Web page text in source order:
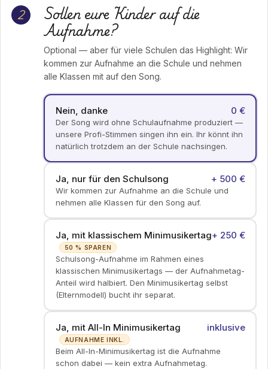
2 Sollen eure Kinder auf die
Aufnahme?
Optional — aber für viele Schulen das Highlight: Wir
kommen zur Aufnahme an die Schule und nehmen
alle Klassen mit auf den Song.
Nein, danke 0 €
Der Song wird ohne Schulaufnahme produziert —
unsere Profi-Stimmen singen ihn ein. Ihr könnt ihn
natürlich trotzdem an der Schule nachsingen.
Ja, nur für den Schulsong + 500 €
Wir kommen zur Aufnahme an die Schule und
nehmen alle Klassen für den Song auf.
Ja, mit klassischem Minimusikertag
50 % SPAREN
+ 250 €
Schulsong-Aufnahme im Rahmen eines
klassischen Minimusikertags — der Aufnahmetag-
Anteil wird halbiert. Den Minimusikertag selbst
(Elternmodell) bucht ihr separat.
Ja, mit All-In Minimusikertag
AUFNAHME INKL.
inklusive
Beim All-In-Minimusikertag ist die Aufnahme
schon dabei — kein extra Aufnahmetag.